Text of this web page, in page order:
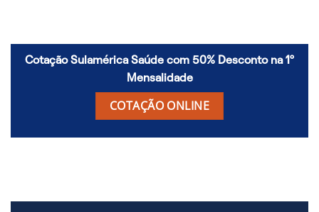
Cotação Sulamérica Saúde com 50% Desconto na 1º
Mensalidade
COTAÇÃO ONLINE